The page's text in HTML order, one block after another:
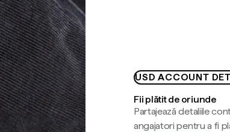
USD ACCOUNT
Fii plătit de oriunde
Partajează detaliile
angajatori pentru a fi